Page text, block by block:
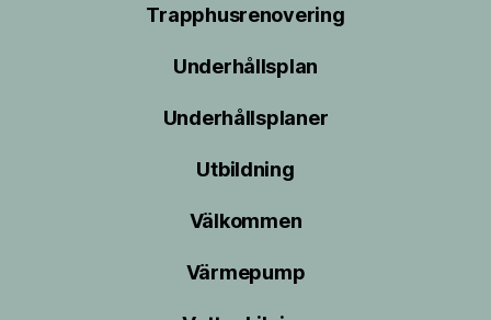
Trapphusrenovering
Underhållsplan
Underhållsplaner
Utbildning
Välkommen
Värmepump